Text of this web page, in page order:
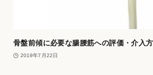
骨盤前傾に必要な腸腰筋への評価・介入
2019年7月22日